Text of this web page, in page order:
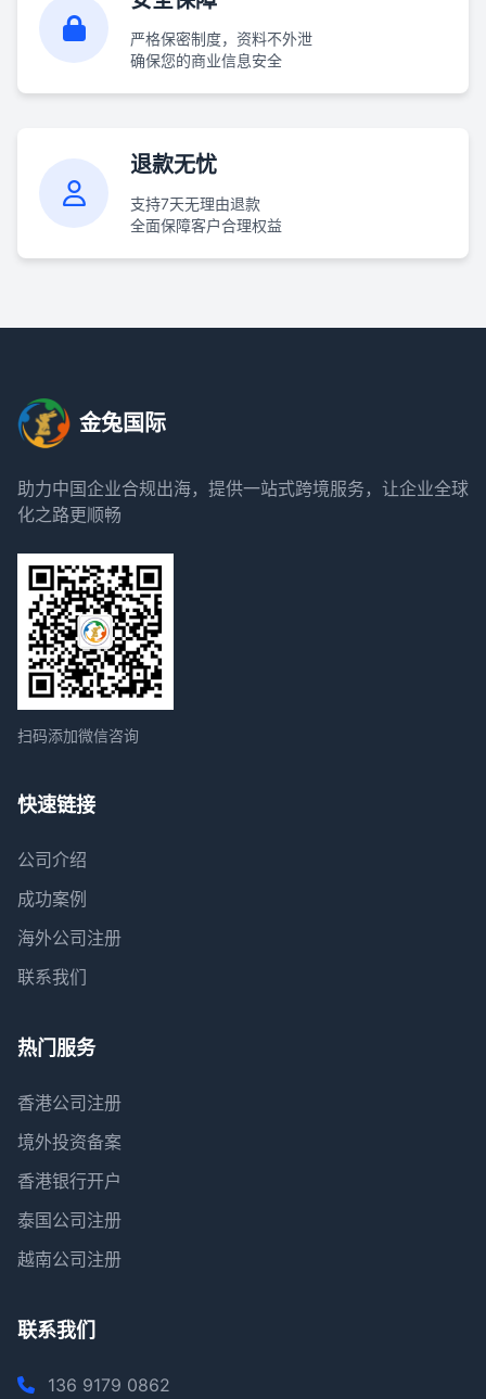
严格保密制度，资料不外泄
确保您的商业信息安全
退款无忧
支持7天无理由退款
全面保障客户合理权益
金兔国际
助力中国企业合规出海，提供一站式跨境服务，让企业全球
化之路更顺畅
扫码添加微信咨询
快速链接
公司介绍
成功案例
海外公司注册
联系我们
热门服务
香港公司注册
境外投资备案
香港银行开户
泰国公司注册
越南公司注册
联系我们
136 9179 0862